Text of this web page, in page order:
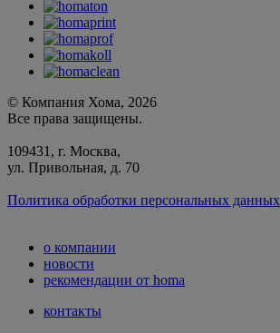
© Компания Хома, 2026
Все права защищены.
109431, г. Москва,
ул. Привольная, д. 70
Политика обработки персональных данных
о компании
новости
рекомендации от homa
контакты